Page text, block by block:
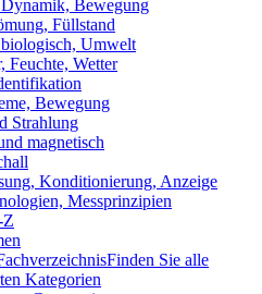
Bewegung
Füllstand
Umwelt
Feuchte, Wetter
Bewegung
Strahlung
magnetisch
Konditionierung, Anzeige
Messprinzipien
Z
Finden Sie alle
Kategorien